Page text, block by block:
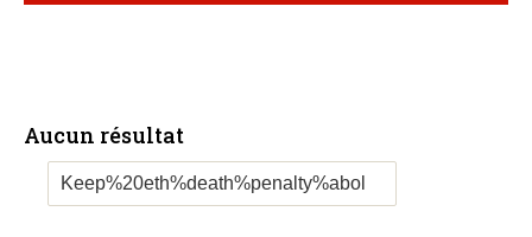
Aucun résultat